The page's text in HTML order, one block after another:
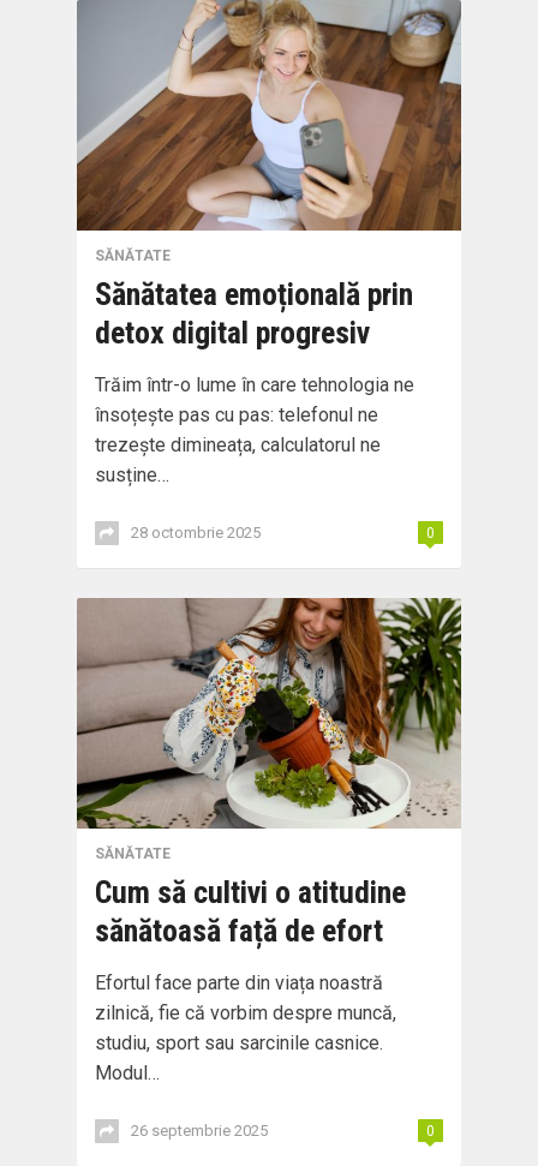
SĂNĂTATE
Sănătatea emoțională prin
detox digital progresiv
Trăim într-o lume în care tehnologia ne
însoțește pas cu pas: telefonul ne
trezește dimineața, calculatorul ne
susține…
28 octombrie 2025 0
SĂNĂTATE
Cum să cultivi o atitudine
sănătoasă față de efort
Efortul face parte din viața noastră
zilnică, fie că vorbim despre muncă,
studiu, sport sau sarcinile casnice.
Modul…
26 septembrie 2025 0